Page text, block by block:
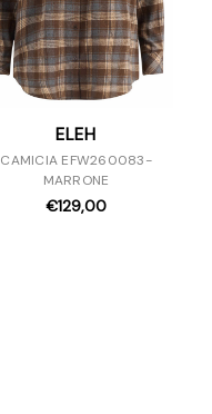
ELEH
CAMICIA EFW260083-
MARRONE
€129,00